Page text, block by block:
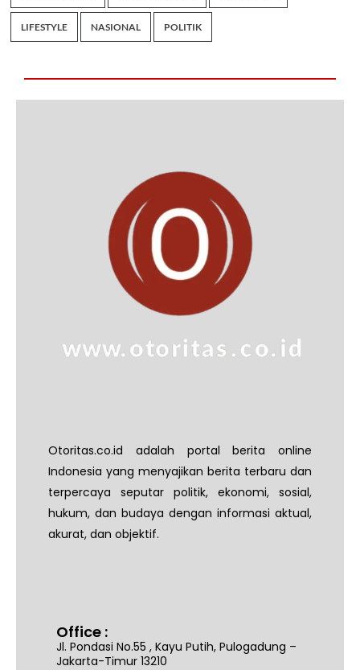
LIFESTYLE NASIONAL POLITIK
Otoritas.co.id adalah portal berita online
Indonesia yang menyajikan berita terbaru dan
terpercaya seputar politik, ekonomi, sosial,
hukum, dan budaya dengan informasi aktual,
akurat, dan objektif.
Office :
Jl. Pondasi No.55 , Kayu Putih, Pulogadung –
Jakarta-Timur 13210